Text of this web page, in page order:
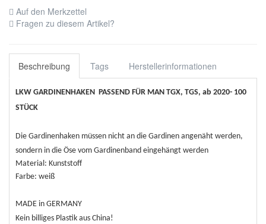
Auf den Merkzettel
Fragen zu diesem Artikel?
Beschreibung Tags Herstellerinformationen
LKW GARDINENHAKEN PASSEND FÜR MAN TGX, TGS, ab 2020- 100
STÜCK
Die Gardinenhaken müssen nicht an die Gardinen angenäht werden,
sondern in die Öse vom Gardinenband eingehängt werden
Material: Kunststoff
Farbe: weiß
MADE in GERMANY
Kein billiges Plastik aus China!